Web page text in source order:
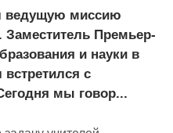
ведущую миссию
Заместитель Премьер-
и науки в
с
мы говор...